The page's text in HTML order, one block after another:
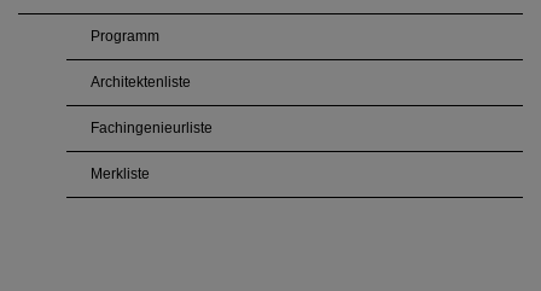
Programm
Architektenliste
Fachingenieurliste
Merkliste